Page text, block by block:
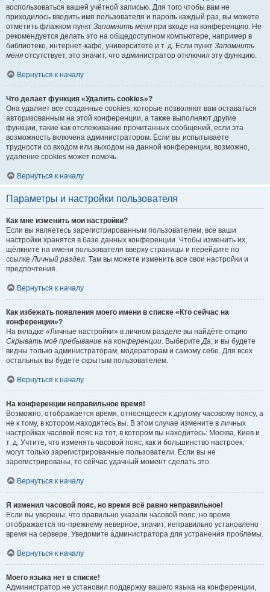
воспользоваться вашей учётной записью. Для того чтобы вам не
приходилось вводить имя пользователя и пароль каждый раз, вы можете
отметить флажком пункт Запомнить меня при входе на конференцию. Не
рекомендуется делать это на общедоступном компьютере, например в
библиотеке, интернет-кафе, университете и т. д. Если пункт Запомнить
меня отсутствует, это значит, что администратор отключил эту функцию.
Вернуться к началу
Что делает функция «Удалить cookies»?
Она удаляет все созданные cookies, которые позволяют вам оставаться
авторизованным на этой конференции, а также выполняют другие
функции, такие как отслеживание прочитанных сообщений, если эта
возможность включена администратором. Если вы испытываете
трудности со входом или выходом на данной конференции, возможно,
удаление cookies может помочь.
Вернуться к началу
Параметры и настройки пользователя
Как мне изменить мои настройки?
Если вы являетесь зарегистрированным пользователем, все ваши
настройки хранятся в базе данных конференции. Чтобы изменить их,
щёлкните на имени пользователя вверху страницы и перейдите по
ссылкеЛичный раздел. Там вы можете изменить все свои настройки и
предпочтения.
Вернуться к началу
Как избежать появления моего имени в списке «Кто сейчас на
конференции»?
На вкладке «Личные настройки» в личном разделе вы найдёте опцию
Скрывать моё пребывание на конференции. ВыберитеДа, и вы будете
видны только администраторам, модераторам и самому себе. Для всех
остальных вы будете скрытым пользователем.
Вернуться к началу
На конференции неправильное время!
Возможно, отображается время, относящееся к другому часовому поясу, а
не к тому, в котором находитесь вы. В этом случае измените в личных
настройках часовой пояс на тот, в котором вы находитесь: Москва, Киев и
т. д. Учтите, что изменять часовой пояс, как и большинство настроек,
могут только зарегистрированные пользователи. Если вы не
зарегистрированы, то сейчас удачный момент сделать это.
Вернуться к началу
Я изменил часовой пояс, но время всё равно неправильное!
Если вы уверены, что правильно указали часовой пояс, но время
отображается по-прежнему неверное, значит, неправильно установлено
время на сервере. Уведомите администратора для устранения проблемы.
Вернуться к началу
Моего языка нет в списке!
Администратор не установил поддержку вашего языка на конференции,